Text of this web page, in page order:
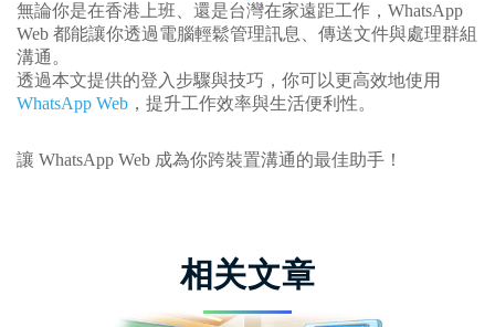
無論你是在香港上班、還是台灣在家遠距工作，WhatsApp
Web 都能讓你透過電腦輕鬆管理訊息、傳送文件與處理群組
溝通。
透過本文提供的登入步驟與技巧，你可以更高效地使用
WhatsApp Web ，提升工作效率與生活便利性。
讓 WhatsApp Web 成為你跨裝置溝通的最佳助手！
相关文章